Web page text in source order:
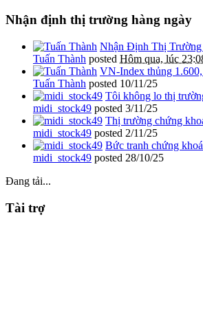
Nhận định thị trường hàng ngày
Nhận Định Thị Trường
Tuấn Thành posted Hôm qua, lúc
VN-Index thủng
Tuấn Thành posted 10/11/25
Tôi không lo thị
midi_stock49 posted 3/11/25
Thị trường chứng
midi_stock49 posted 2/11/25
Bức tranh chứng
midi_stock49 posted 28/10/25
Đang tải...
Tài trợ